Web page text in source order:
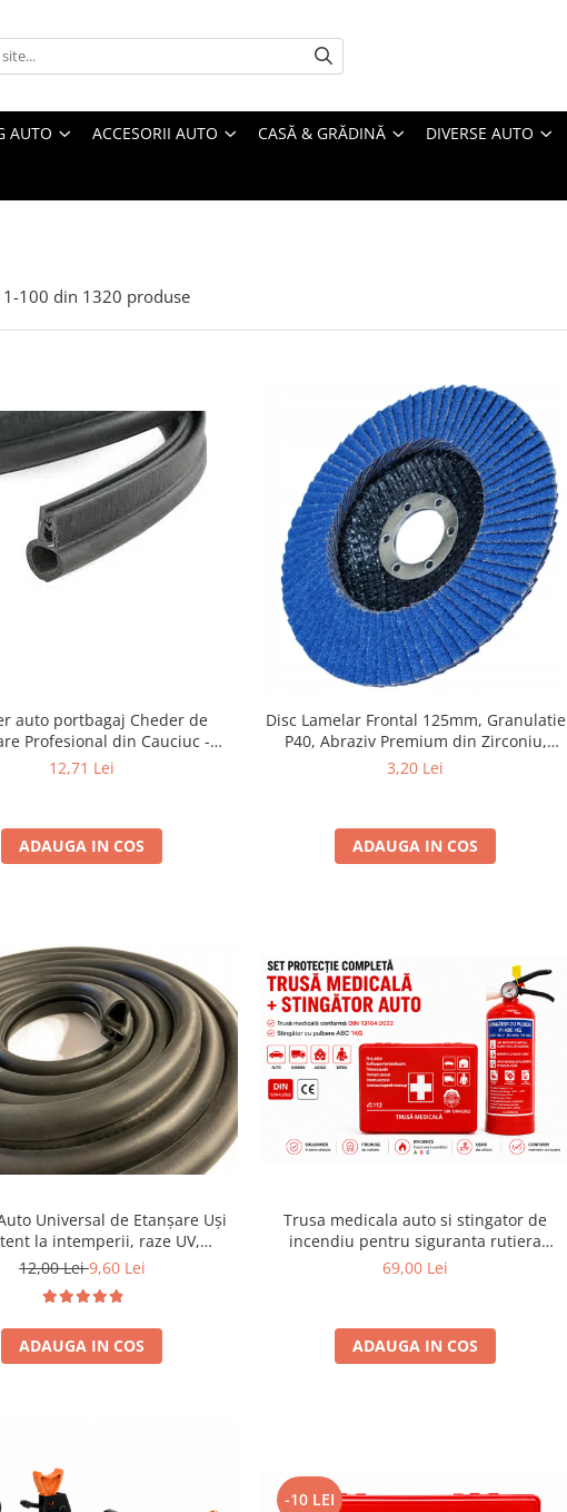
AUTO ACCESORII AUTO CASĂ & GRĂDINĂ DIVERSE AUTO
1-100 din 1320 produse
auto portbagaj Cheder de
Profesional din Cauciuc -
la Apă și Temperaturi Înalte,
12,71 Lei
ADAUGA IN COS
Disc Lamelar Frontal 125mm, Granulatie
P40, Abraziv Premium din Zirconiu,
Prindere 22.23mm, Viteza Maxima 13300
3,20 Lei
ADAUGA IN COS
Universal de Etanșare Uși
la intemperii, raze UV,
și temperaturi extreme
12,00 Lei9,60 Lei
ADAUGA IN COS
Trusa medicala auto si stingator de
incendiu pentru siguranta rutiera
Conform Legislatiei Valabilitate 2031
69,00 Lei
ADAUGA IN COS
-10 LEI